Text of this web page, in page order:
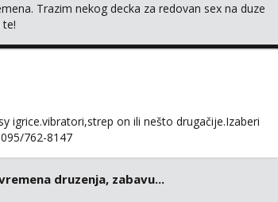
Trazim nekog decka za redovan sex na duze
igrice.vibratori,strep on ili nešto drugačije.Izaberi
762-8147
druzenja, zabavu...